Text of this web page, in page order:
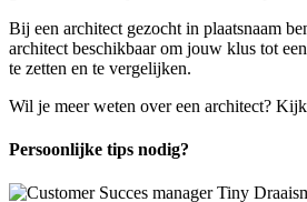
Bij een architect gezocht in plaatsnaam
architect beschikbaar om jouw klus tot
te zetten en te vergelijken.
Wil je meer weten over een architect?
Persoonlijke tips nodig?